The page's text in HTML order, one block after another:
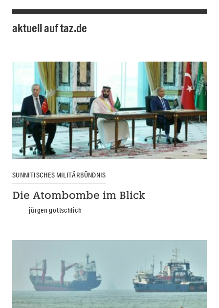
aktuell auf taz.de
SUNNITISCHES MILITÄRBÜNDNIS
Die Atombombe im Blick
jürgen gottschlich